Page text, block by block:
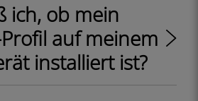
ich, ob mein
auf meinem
installiert ist?